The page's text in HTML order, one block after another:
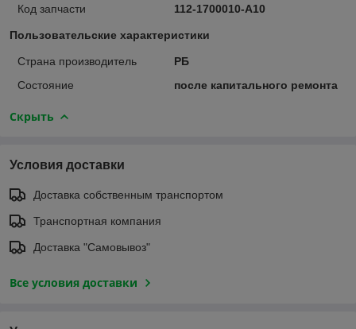
Код запчасти
112-1700010-А10
Пользовательские характеристики
Страна производитель
РБ
Состояние
после капитального ремонта
Скрыть
Условия доставки
Доставка собственным транспортом
Транспортная компания
Доставка "Самовывоз"
Все условия доставки